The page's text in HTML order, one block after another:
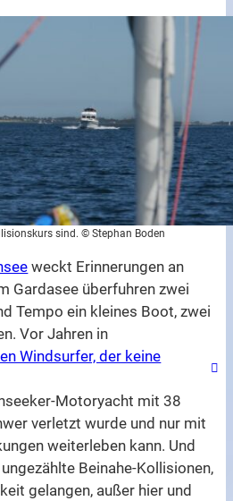
sind. © Stephan Boden
weckt Erinnerungen an
Gardasee überfuhren zwei
Tempo ein kleines Boot, zwei
Vor Jahren in
Windsurfer, der keine
Motoryacht mit 38
verletzt wurde und nur mit
weiterleben kann. Und
Beinahe-Kollisionen,
gelangen, außer hier und